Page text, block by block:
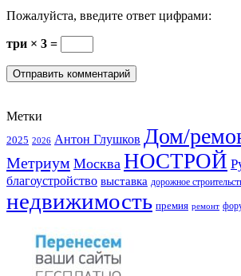
Пожалуйста, введите ответ цифрами:
три × 3 =
Метки
2025 2026 Антон Глушков Дом/
Метриум Москва НОСТРОЙ
благоустройство выставка дорожное
недвижимость премия ремонт